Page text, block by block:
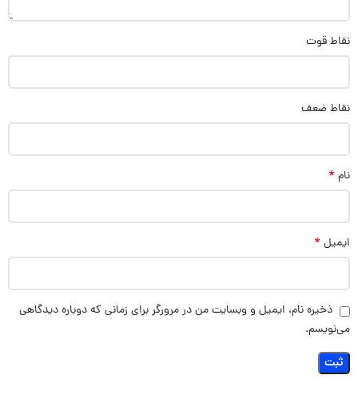
نقاط قوت
نقاط ضعف
نام *
ایمیل *
ذخیره نام، ایمیل و وبسایت من در مرورگر برای زمانی که دوباره دیدگاهی
می‌نویسم.